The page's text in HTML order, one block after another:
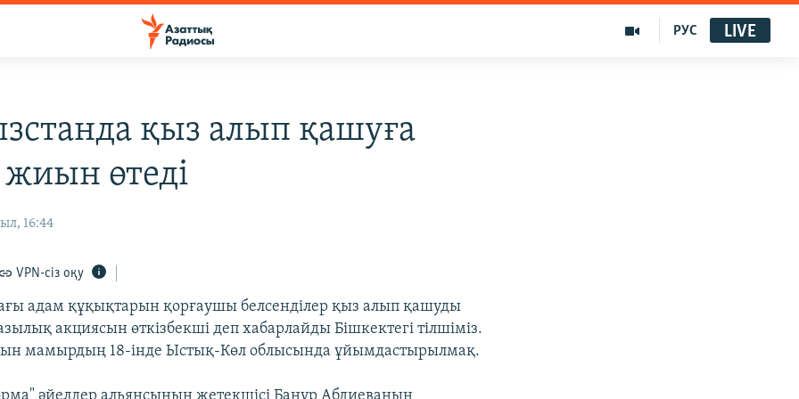
РУС LIVE
қыз алып қашуға
өтеді
16:44
VPN-сіз оқу
адам құқықтарын қорғаушы белсенділер қыз алып қашуды
акциясын өткізбекші деп хабарлайды Бішкектегі тілшіміз.
мамырдың 18-інде Ыстық-Көл облысында ұйымдастырылмақ.